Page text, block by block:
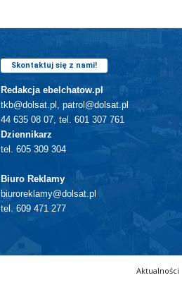
Skontaktuj się z nami!
Redakcja ebelchatow.pl
tkb@dolsat.pl, patrol@dolsat.pl
44 635 08 07, tel. 601 307 761
Dziennikarz
tel. 605 309 304
Biuro Reklamy
biuroreklamy@dolsat.pl
tel. 609 471 277
Aktualności